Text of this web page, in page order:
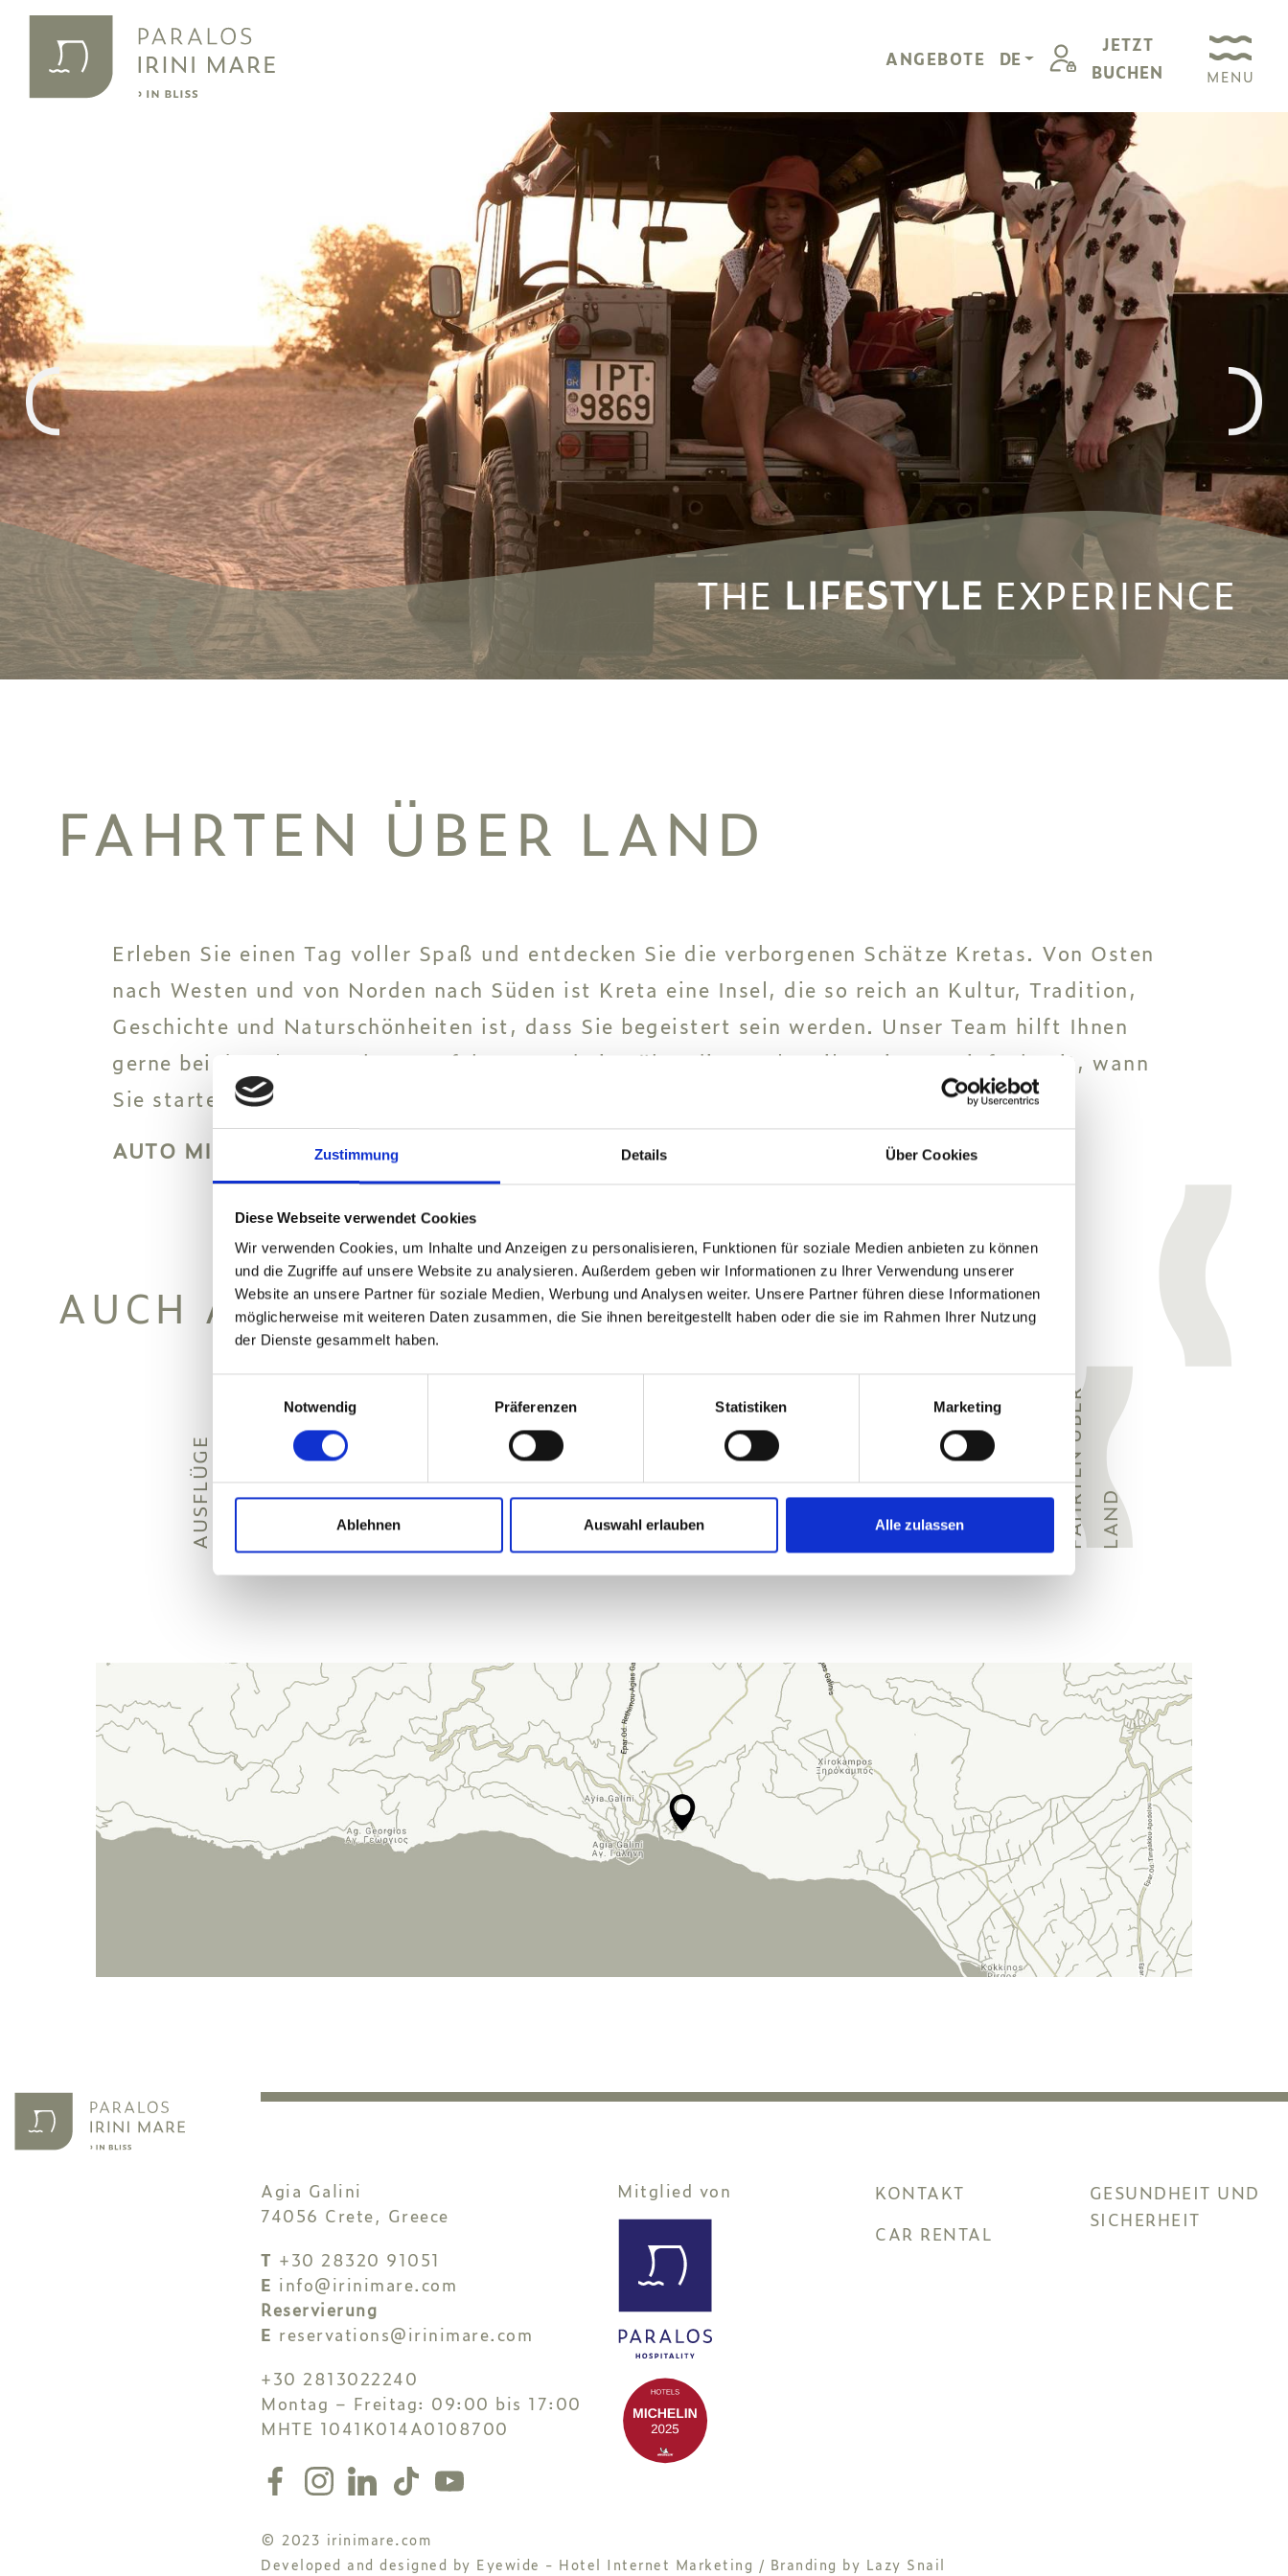
Zustimmung Details Über Cookies
Diese Webseite verwendet Cookies
Wir verwenden Cookies, um Inhalte und Anzeigen zu personalisieren, Funktionen für soziale Medien anbieten zu können
und die Zugriffe auf unsere Website zu analysieren. Außerdem geben wir Informationen zu Ihrer Verwendung unserer
Website an unsere Partner für soziale Medien, Werbung und Analysen weiter. Unsere Partner führen diese Informationen
möglicherweise mit weiteren Daten zusammen, die Sie ihnen bereitgestellt haben oder die sie im Rahmen Ihrer Nutzung
der Dienste gesammelt haben.
Notwendig
Präferenzen Statistiken Marketing
Ablehnen Auswahl erlauben Alle zulassen
ANGEBOTE DE
JETZT
BUCHEN
MENU
THE LIFESTYLE EXPERIENCE
FAHRTEN ÜBER LAND
Erleben Sie einen Tag voller Spaß und entdecken Sie die verborgenen Schätze Kretas. Von Osten
nach Westen und von Norden nach Süden ist Kreta eine Insel, die so reich an Kultur, Tradition,
Geschichte und Naturschönheiten ist, dass Sie begeistert sein werden. Unser Team hilft Ihnen
gerne bei der Planung Ihres perfekten Roadtrips über die Insel. Teilen Sie uns einfach mit, wann
Sie starten möchten, und überlassen Sie uns alle Details.
AUTO MIETEN
AUCH ANZEIGEN
AUSFLÜGE MASSAGE F
I
T
N
E
S
S
&
S
P
O
RT MALUNTERRICHT NATURLIEBHABER F
A
H
R
T
E
N
Ü
B
E
R
L
A
N D
Agia Galini
74056 Crete, Greece
T +30 28320 91051
E info@irinimare.com
Reservierung
E reservations@irinimare.com
+30 2813022240
Montag – Freitag: 09:00 bis 17:00
MHTE 1041K014A0108700
Mitglied von
KONTAKT
CAR RENTAL
GESUNDHEIT UND
SICHERHEIT
© 2023 irinimare.com
Developed and designed by Eyewide - Hotel Internet Marketing / Branding by Lazy Snail